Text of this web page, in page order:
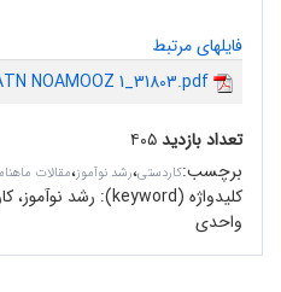
فایلهای مرتبط
NOAMOOZ 1_31803.pdf
تعداد بازدید۴۰۵
برچسب:کاردستی،رشد نوآموز،مقالات
کلیدواژه (keyword):
رشد نوآموز،
واحدی